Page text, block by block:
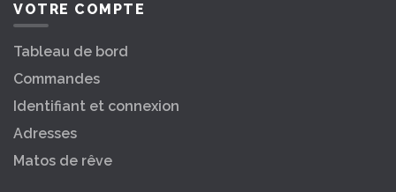
VOTRE COMPTE
Tableau de bord
Commandes
Identifiant et connexion
Adresses
Matos de rêve